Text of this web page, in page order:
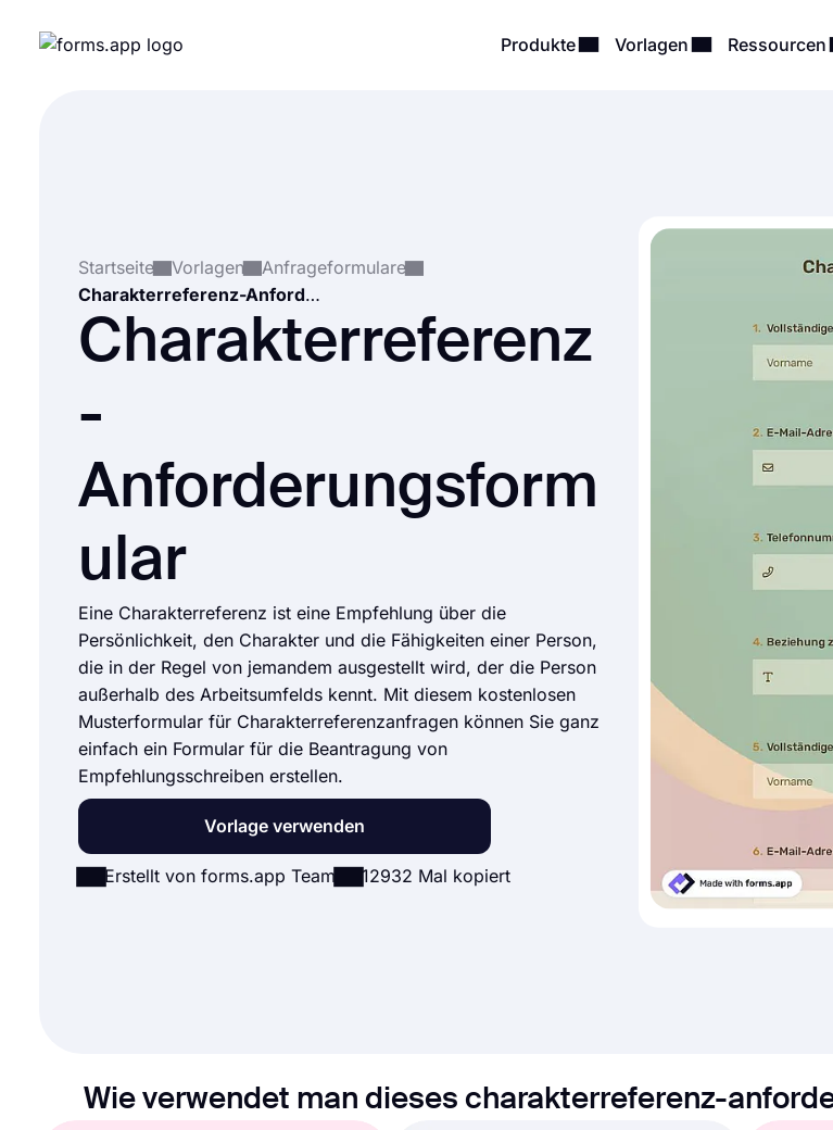
Produkte Vorlagen Ressourcen
Startseite Vorlagen
Anfrageformulare
Charakterreferenz-Anforderungsformular
Charakterreferenz
-
Anforderungsform
ular
Eine Charakterreferenz ist eine Empfehlung über die
Persönlichkeit, den Charakter und die Fähigkeiten einer Person,
die in der Regel von jemandem ausgestellt wird, der die Person
außerhalb des Arbeitsumfelds kennt. Mit diesem kostenlosen
Musterformular für Charakterreferenzanfragen können Sie ganz
einfach ein Formular für die Beantragung von
Empfehlungsschreiben erstellen.
Vorlage verwenden
Erstellt von forms.app Team 12932 Mal kopiert
Wie verwendet man dieses charakterreferenz-